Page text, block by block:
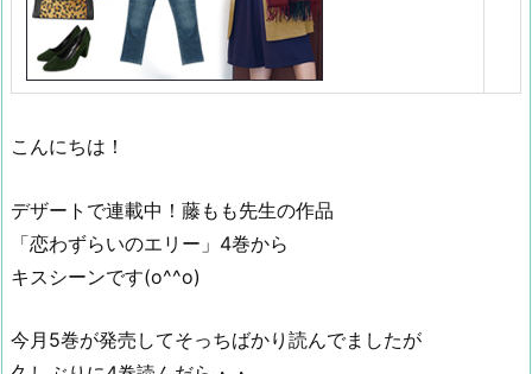
こんにちは！
デザートで連載中！藤もも先生の作品
「恋わずらいのエリー」4巻から
キスシーンです(o^^o)
今月5巻が発売してそっちばかり読んでましたが